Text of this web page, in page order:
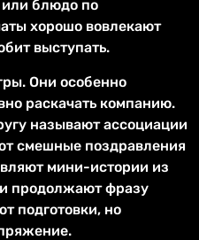
блюдо по
хорошо вовлекают
выступать.
Они особенно
раскачать компанию.
называют ассоциации
смешные поздравления
мини-истории из
продолжают фразу
подготовки, но